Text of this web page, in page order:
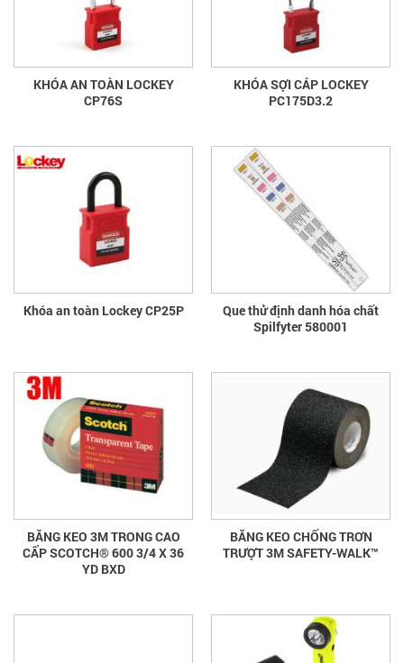
KHÓA AN TOÀN LOCKEY
CP76S
KHÓA SỢI CÁP LOCKEY
PC175D3.2
Khóa an toàn Lockey CP25P
Que thử định danh hóa chất
Spilfyter 580001
BĂNG KEO 3M TRONG CAO
CẤP SCOTCH® 600 3/4 X 36
YD BXD
BĂNG KEO CHỐNG TRƠN
TRƯỢT 3M SAFETY-WALK™